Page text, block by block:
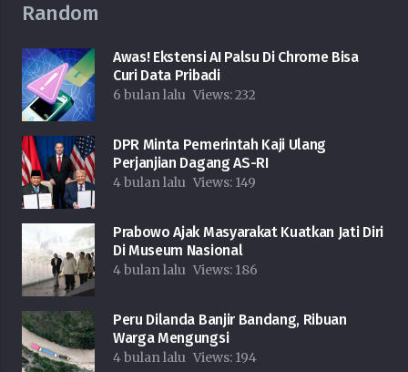
Random
Awas! Ekstensi AI Palsu Di Chrome Bisa
Curi Data Pribadi
6 bulan lalu Views:232
DPR Minta Pemerintah Kaji Ulang
Perjanjian Dagang AS-RI
4 bulan lalu Views: 149
Prabowo Ajak Masyarakat Kuatkan Jati Diri
Di Museum Nasional
4 bulan lalu Views: 186
Peru Dilanda Banjir Bandang, Ribuan
Warga Mengungsi
4 bulan lalu Views: 194